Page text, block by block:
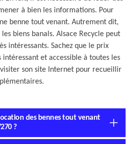
à bien les informations. Pour
benne tout venant. Autrement dit,
biens banals. Alsace Recycle peut
intéressants. Sachez que le prix
et accessible à toutes les
visiter son site Internet pour recueillir
des bennes tout venant
?